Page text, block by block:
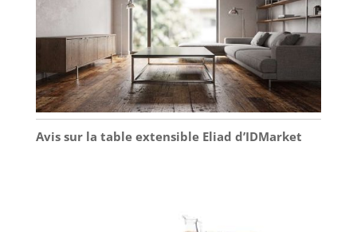
Avis sur la table extensible Eliad d’IDMarket